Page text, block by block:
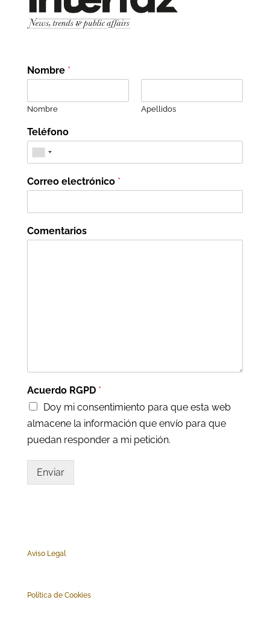
Nombre *
Nombre Apellidos
Teléfono
Correo electrónico *
Comentarios
Acuerdo RGPD *
Doy mi consentimiento para que esta web
almacene la información que envío para que
puedan responder a mi petición.
Enviar
Aviso Legal
Política de Cookies